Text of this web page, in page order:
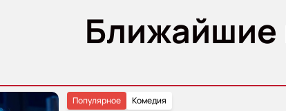
Ближайшие
Комедия
Популярное